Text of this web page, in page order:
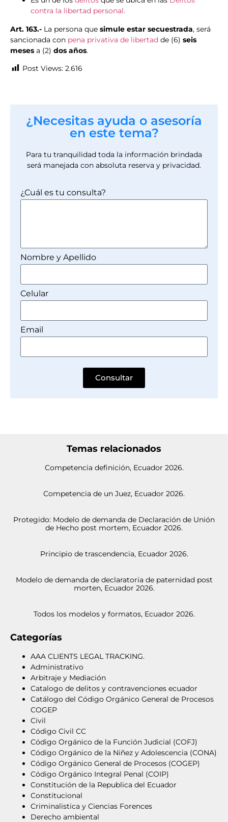
contra la libertad personal.
Art. 163.- La persona que simule estar secuestrada, será
sancionada con pena privativa de libertad de (6) seis
meses a (2) dos años.
Post Views: 2.616
¿Necesitas ayuda o asesoría
en este tema?
Para tu tranquilidad toda la información brindada
será manejada con absoluta reserva y privacidad.
¿Cuál es tu consulta?
Nombre y Apellido
Celular
Email
Consultar
Temas relacionados
Competencia definición, Ecuador 2026.
Competencia de un Juez, Ecuador 2026.
Protegido: Modelo de demanda de Declaración de Unión
de Hecho post mortem, Ecuador 2026.
Principio de trascendencia, Ecuador 2026.
Modelo de demanda de declaratoria de paternidad post
morten, Ecuador 2026.
Todos los modelos y formatos, Ecuador 2026.
Categorías
AAA CLIENTS LEGAL TRACKING.
Administrativo
Arbitraje y Mediación
Catalogo de delitos y contravenciones ecuador
Catálogo del Código Orgánico General de Procesos
COGEP
Civil
Código Civil CC
Código Orgánico de la Función Judicial (COFJ)
Código Orgánico de la Niñez y Adolescencia (CONA)
Código Orgánico General de Procesos (COGEP)
Código Orgánico Integral Penal (COIP)
Constitución de la Republica del Ecuador
Constitucional
Criminalistica y Ciencias Forences
Derecho ambiental